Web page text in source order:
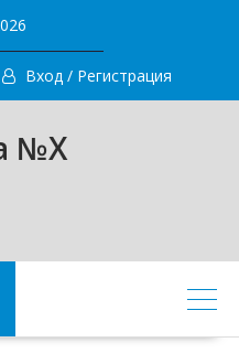
Вход / Регистрация
№X